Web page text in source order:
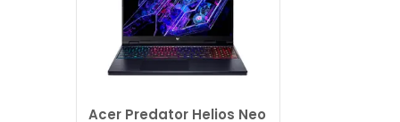
Acer Predator Helios Neo